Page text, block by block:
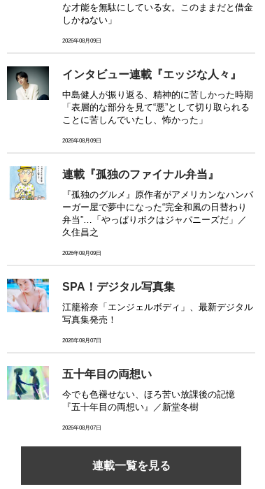
な才能を無駄にしている女。このままだと借金
しかねない」
2026年08月09日
インタビュー連載『エッジな人々』
中島健人が振り返る、精神的に苦しかった時期
「表層的な部分を見て“悪”として切り取られる
ことに苦しんでいたし、怖かった」
2026年08月09日
連載『孤独のファイナル弁当』
『孤独のグルメ』原作者がアメリカンなハンバ
ーガー屋で夢中になった“完全和風の日替わり
弁当”…「やっぱりボクはジャパニーズだ」／
久住昌之
2026年08月09日
SPA！デジタル写真集
江籠裕奈「エンジェルボディ」、最新デジタル
写真集発売！
2026年08月07日
五十年目の両想い
今でも色褪せない、ほろ苦い放課後の記憶
『五十年目の両想い』／新堂冬樹
2026年08月07日
連載一覧を見る